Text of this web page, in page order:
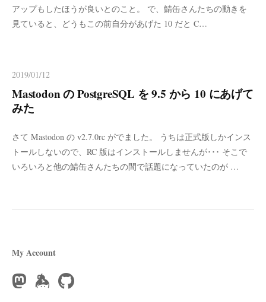
アップもしたほうが良いとのこと。 で、鯖缶さんたちの動きを
見ていると、どうもこの前自分があげた 10 だと C…
2019/01/12
Mastodon の PostgreSQL を 9.5 から 10 にあげて
みた
さて Mastodon の v2.7.0rc がでました。 うちは正式版しかインス
トールしないので、RC 版はインストールしませんが･･･ そこで
いろいろと他の鯖缶さんたちの間で話題になっていたのが …
My Account